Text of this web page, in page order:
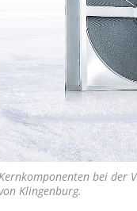
bei der
Klin­gen­burg.